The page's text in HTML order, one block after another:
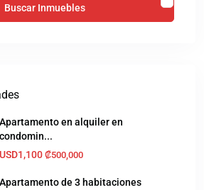
Apartamento en alquiler en
condomin...
USD1,100 ₡500,000
Apartamento de 3 habitaciones